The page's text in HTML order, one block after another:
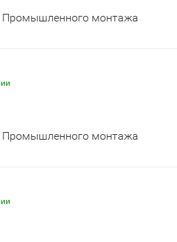
Промышленного монтажа
Промышленного монтажа